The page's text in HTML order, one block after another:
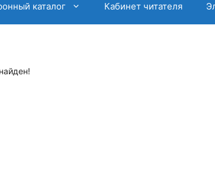
каталог Кабинет читателя